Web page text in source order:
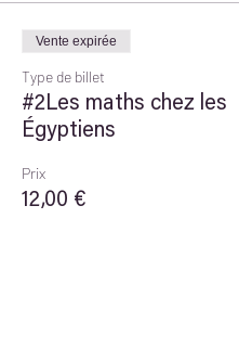
Vente expirée
Type de billet
#2Les maths chez les
Égyptiens
Prix
12,00 €